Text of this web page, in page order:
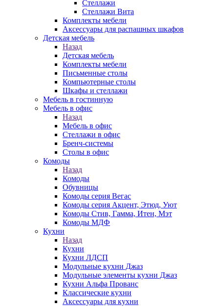
Стеллажи
Стеллажи Вита
Комплекты мебели
Аксессуары для распашных шкафов
Детская мебель
Назад
Детская мебель
Комплекты мебели
Письменные столы
Компьютерные столы
Шкафы и стеллажи
Мебель в гостинную
Мебель в офис
Назад
Мебель в офис
Стеллажи в офис
Бренч-системы
Столы в офис
Комоды
Назад
Комоды
Обувницы
Комоды серия Вегас
Комоды серия Акцент, Этюд, Уют
Комоды Стив, Гамма, Итен, Мэт
Комоды МДФ
Кухни
Назад
Кухни
Кухни ЛДСП
Модульные кухни Джаз
Модульные элементы кухни Джаз
Кухни Альфа Прованс
Классические кухни
Аксессуары для кухни